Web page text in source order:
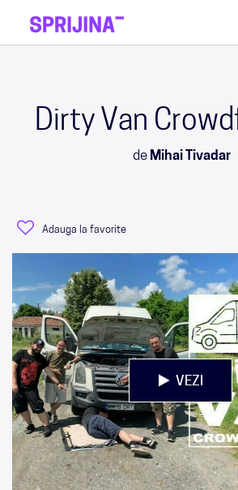
Dirty Van
de Mihai Tivadar
Adauga la favorite
VEZI